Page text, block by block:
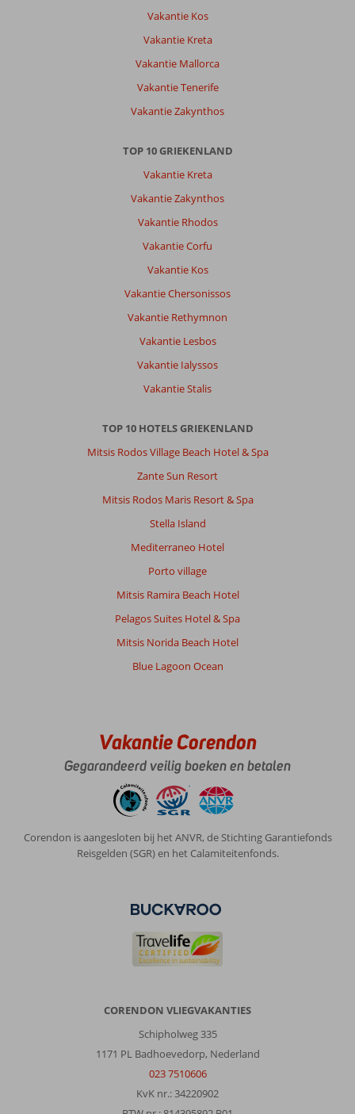
Vakantie Kos
Vakantie Kreta
Vakantie Mallorca
Vakantie Tenerife
Vakantie Zakynthos
TOP 10 GRIEKENLAND
Vakantie Kreta
Vakantie Zakynthos
Vakantie Rhodos
Vakantie Corfu
Vakantie Kos
Vakantie Chersonissos
Vakantie Rethymnon
Vakantie Lesbos
Vakantie Ialyssos
Vakantie Stalis
TOP 10 HOTELS GRIEKENLAND
Mitsis Rodos Village Beach Hotel & Spa
Zante Sun Resort
Mitsis Rodos Maris Resort & Spa
Stella Island
Mediterraneo Hotel
Porto village
Mitsis Ramira Beach Hotel
Pelagos Suites Hotel & Spa
Mitsis Norida Beach Hotel
Blue Lagoon Ocean
Vakantie Corendon
Gegarandeerd veilig boeken en betalen
Corendon is aangesloten bij het ANVR, de Stichting Garantiefonds
Reisgelden (SGR) en het Calamiteitenfonds.
CORENDON VLIEGVAKANTIES
Schipholweg 335
1171 PL Badhoevedorp, Nederland
023 7510606
KvK nr.: 34220902